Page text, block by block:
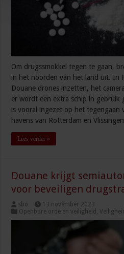
Om drugssmokkel tegen te gaan,
in het noorden van het land uit. In
Douane drones inzetten, het
er wordt een extra schip in gebruik
is vooral ingezet op het tegengaan
havens van Rotterdam en
Lees verder »
Douane krijgt
voor beveiligen
sbo
13 november 2023
Openbare orde en veiligheid ,Veiligheid